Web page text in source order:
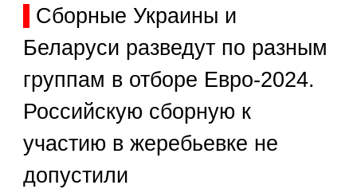
Сборные Украины и
Беларуси разведут по разным
группам в отборе Евро-2024.
Российскую сборную к
участию в жеребьевке не
допустили